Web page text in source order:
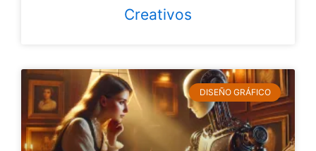
Creativos
DISEÑO GRÁFICO